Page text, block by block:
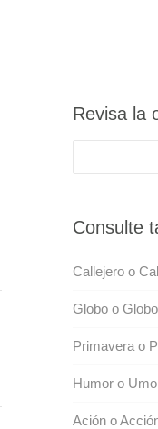
Revisa la
Consulte
Callejero o
Globo o Globo
Primavera o
Humor o
Ación o